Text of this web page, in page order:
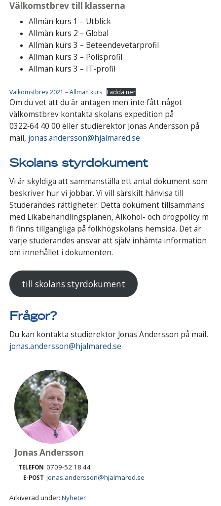
Välkomstbrev till klasserna
Allmän kurs 1 – Utblick
Allmän kurs 2 – Global
Allmän kurs 3 – Beteendevetarprofil
Allmän kurs 3 – Polisprofil
Allmän kurs 3 – IT-profil
Välkomstbrev 2021 – Allmän kurs Ladda ner
Om du vet att du är antagen men inte fått något
välkomstbrev kontakta skolans expedition på
0322‑64 40 00 eller studierektor Jonas Andersson på
mail, jonas.andersson@hjalmared.se
Skolans styrdokument
Vi är skyldiga att sammanställa ett antal dokument som
beskriver hur vi jobbar. Vi vill särskilt hänvisa till
Studerandes rättigheter. Detta doku­ment tillsammans
med Likabehandlingsplanen, Alkohol- och drogpolicy m
fl finns tillgängliga på folkhögskolans hemsida. Det är
varje studerandes ansvar att själv inhämta information
om innehållet i doku­menten.
till skolans styrdokument
Frågor?
Du kan kontakta studierektor Jonas Andersson på mail,
jonas.andersson@hjalmared.se
Jonas Andersson
TELEFON 0709-52 18 44
E-POST jonas.andersson@hjalmared.se
Arkiverad under:Nyheter